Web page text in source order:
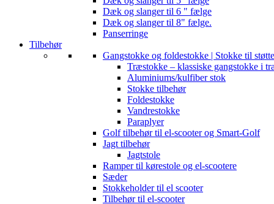
Dæk og slanger til 6 " fælge
Dæk og slanger til 8" fælge.
Panserringe
Tilbehør
Gangstokke og foldestokke | Stokke til støtte
Træstokke – klassiske gangstokke i
Aluminiums/kulfiber stok
Stokke tilbehør
Foldestokke
Vandrestokke
Paraplyer
Golf tilbehør til el-scooter og Smart-Golf
Jagt tilbehør
Jagtstole
Ramper til kørestole og el-scootere
Sæder
Stokkeholder til el scooter
Tilbehør til el-scooter